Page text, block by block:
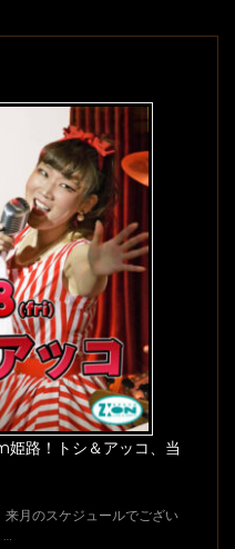
路！トシ＆アッコ、当
月のスケジュールでござい
…